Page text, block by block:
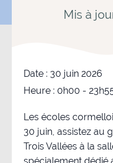
Mis à
Date : 30 juin 2026
Heure : 0h00 -
Les écoles
30 juin, assistez au
Trois Vallées à la